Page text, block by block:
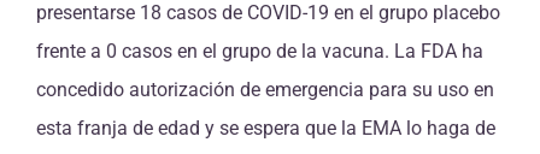
presentarse 18 casos de COVID-19 en el grupo placebo
frente a 0 casos en el grupo de la vacuna. La FDA ha
concedido autorización de emergencia para su uso en
esta franja de edad y se espera que la EMA lo haga de